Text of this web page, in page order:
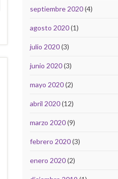
septiembre 2020(4)
agosto 2020(1)
julio 2020(3)
junio 2020(3)
mayo 2020(2)
abril 2020(12)
marzo 2020(9)
febrero 2020(3)
enero 2020(2)